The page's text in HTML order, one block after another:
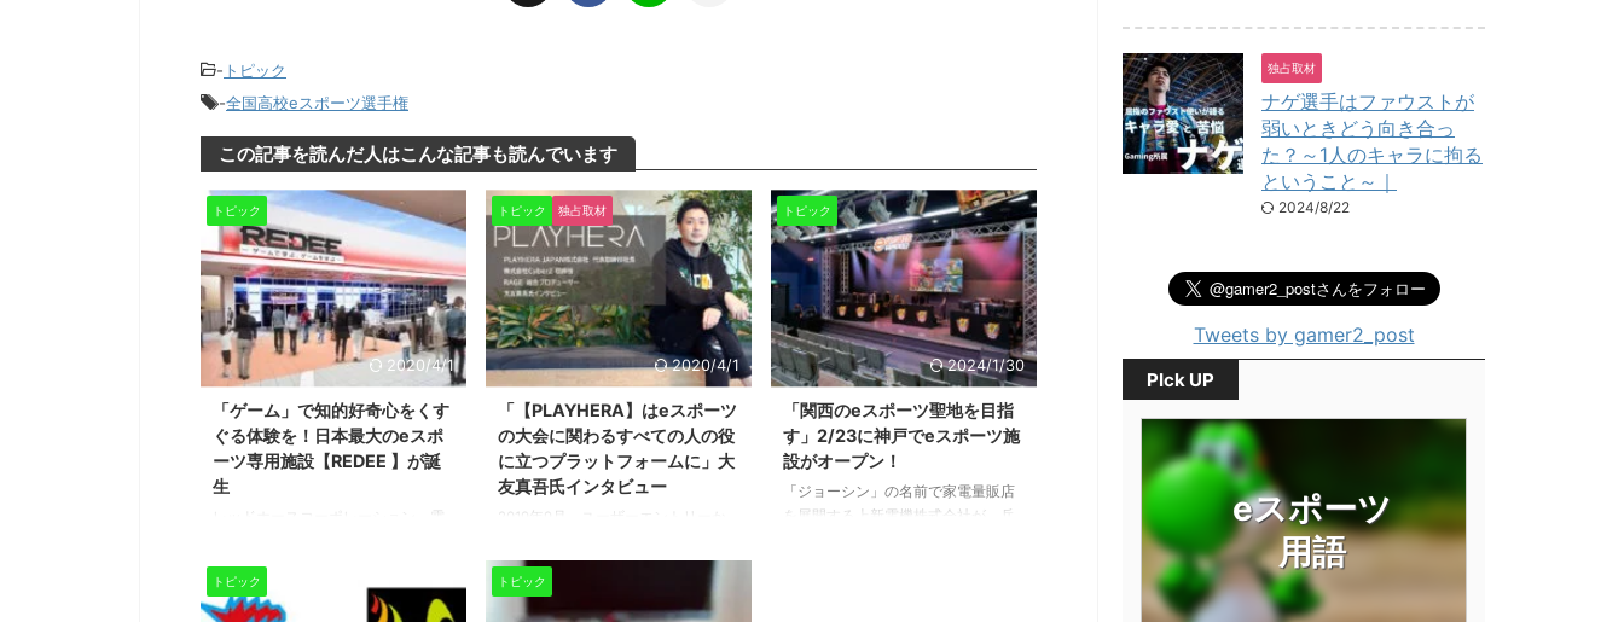
- トピック
-全国高校eスポーツ選手権
この記事を読んだ人はこんな記事も読んでいます
トピック
2020/4/1
「ゲーム」で知的好奇心をくす
ぐる体験を！日本最大のeスポ
ーツ専用施設【REDEE 】が誕
生
レッドホースコーポレーション、電
Holdingsの4社協業による日本最大の
ゲーム/ eスポーツ専用施設「REDEE
WORLD」れでぃーわーるどが大阪府
トピック 独占取材
2020/4/1
「【PLAYHERA】はeスポーツ
の大会に関わるすべての人の役
に立つプラットフォームに」大
友真吾氏インタビュー
2019年9月、ユーザーエントリーか
ワンストップで運営と管理が可能なe
スポーツ大会プラットフォームとし
て国内リリースが発表された
トピック
2024/1/30
「関西のeスポーツ聖地を目指
す」2/23に神戸でeスポーツ施
設がオープン！
「ジョーシン」の名前で家電量販店
を展開する上新電機株式会社が、兵
トピック トピック
独占取材
ナゲ選手はファウストが
弱いときどう向き合っ
た？～1人のキャラに拘る
ということ～｜
2024/8/22
Tweets by gamer2_post
PIck UP
eスポーツ
用語